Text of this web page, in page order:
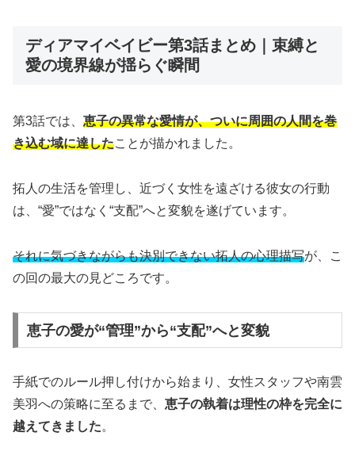
ディアマイベイビー第3話まとめ｜束縛と
愛の境界線が揺らぐ瞬間
第3話では、 恵子の異常な愛情が、ついに周囲の人間を巻
き込む域に達したことが描かれました。
拓人の生活を管理し、近づく女性を遠ざける彼女の行動
は、“愛”ではなく“支配”へと変貌を遂げています。
それに気づきながらも決別できない拓人の心理描写が、こ
の回の最大の見どころです。
恵子の愛が“管理”から“支配”へと変貌
手紙でのルール押し付けから始まり、女性スタッフや南雲
美羽への策略に至るまで、 恵子の執着は理性の枠を完全に
越えてきました。